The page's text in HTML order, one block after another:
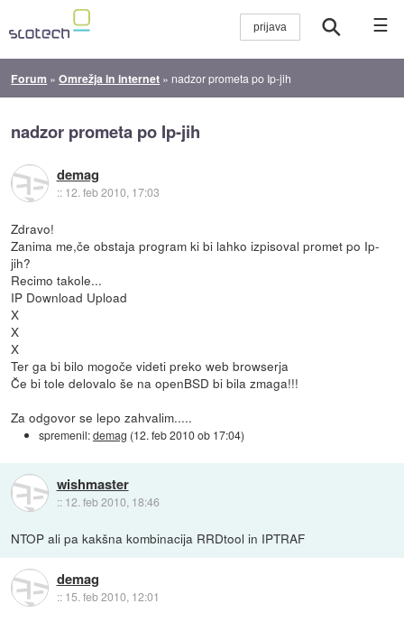
☰
Forum »Omrežja in internet » nadzor prometa po Ip-jih
nadzor prometa po Ip-jih
demag
:: 12. feb 2010, 17:03
Zdravo!
Zanima me,če obstaja program ki bi lahko izpisoval promet po Ip-
jih?
Recimo takole...
IP Download Upload
X
X
X
Ter ga bi bilo mogoče videti preko web browserja
Če bi tole delovalo še na openBSD bi bila zmaga!!!
Za odgovor se lepo zahvalim.....
spremenil:demag (12. feb 2010 ob 17:04)
wishmaster
:: 12. feb 2010, 18:46
NTOP ali pa kakšna kombinacija RRDtool in IPTRAF
demag
:: 15. feb 2010, 12:01